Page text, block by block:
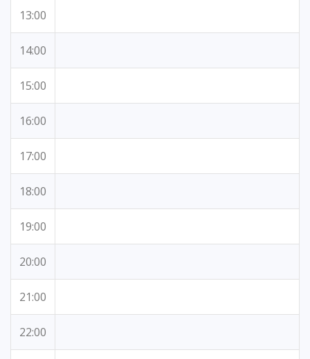
13:00
14:00
15:00
16:00
17:00
18:00
19:00
20:00
21:00
22:00